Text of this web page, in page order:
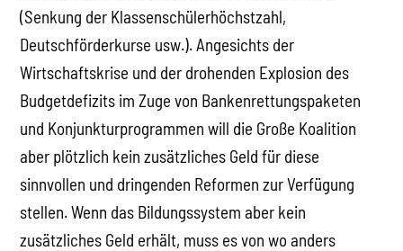
(Senkung der Klassenschülerhöchstzahl,
Deutschförderkurse usw.). Angesichts der
Wirtschaftskrise und der drohenden Explosion des
Budgetdefizits im Zuge von Bankenrettungspaketen
und Konjunkturprogrammen will die Große Koalition
aber plötzlich kein zusätzliches Geld für diese
sinnvollen und dringenden Reformen zur Verfügung
stellen. Wenn das Bildungssystem aber kein
zusätzliches Geld erhält, muss es von wo anders